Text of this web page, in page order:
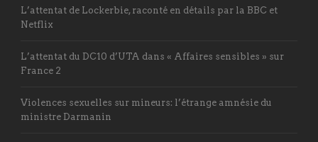
L’attentat de Lockerbie, raconté en détails par la BBC et
Netflix
L’attentat du DC10 d’UTA dans « Affaires sensibles » sur
France 2
Violences sexuelles sur mineurs: l’étrange amnésie du
ministre Darmanin